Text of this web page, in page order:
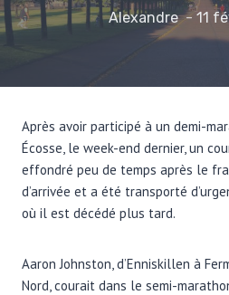
Alexandre 11
Après avoir participé à un demi-
Écosse, le week-end dernier, un
effondré peu de temps après le
d’arrivée et a été transporté
où il est décédé plus tard.
Aaron Johnston, d’Enniskillen à
Nord, courait dans le semi-